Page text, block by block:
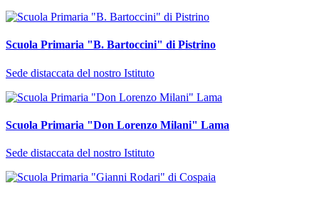
Scuola Primaria "B. Bartoccini" di Pistrino
Sede distaccata del nostro Istituto
Scuola Primaria "Don Lorenzo Milani" Lama
Sede distaccata del nostro Istituto